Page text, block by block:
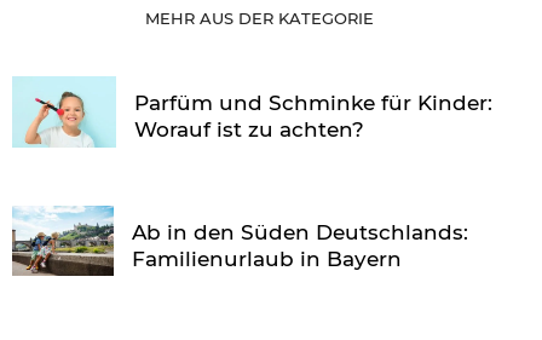
MEHR AUS DER KATEGORIE
Parfüm und Schminke für Kinder:
Worauf ist zu achten?
Ab in den Süden Deutschlands:
Familienurlaub in Bayern